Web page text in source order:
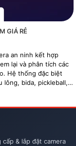
GIÁ RẺ
an ninh kết hợp
lại và phân tích các
Hệ thống đặc biệt
lông, bida, pickleball,
& lắp đặt camera